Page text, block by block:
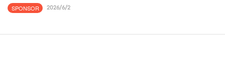
SPONSOR 2026/6/2